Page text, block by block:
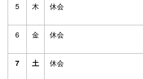
5 木 休会
6 金 休会
7 土 休会